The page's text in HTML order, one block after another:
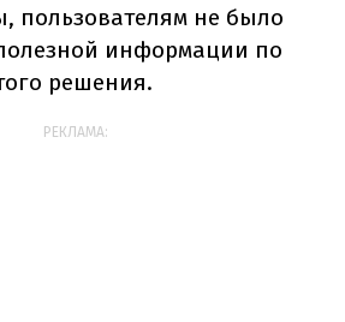
пользователям не было
информации по
решения.
РЕКЛАМА: